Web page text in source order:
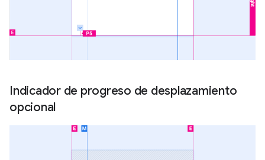
Indicador de progreso de desplazamiento
opcional